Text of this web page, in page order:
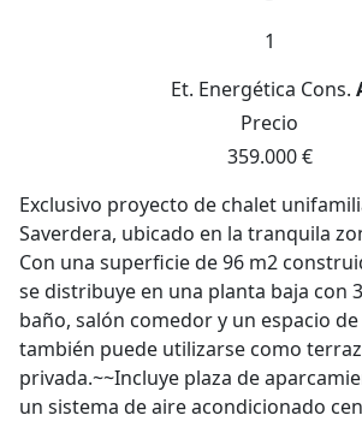
1
Et. Energética Cons.
Precio
359.000 €
Exclusivo proyecto de chalet
Saverdera, ubicado en la tranquila
Con una superficie de 96 m2
se distribuye en una planta baja con
baño, salón comedor y un espacio
también puede utilizarse como
privada.~~Incluye plaza de
un sistema de aire acondicionado